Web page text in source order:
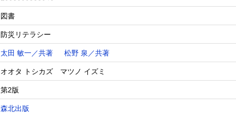
図書
防災リテラシー
太田 敏一／共著 松野 泉／共著
オオタ トシカズ マツノ イズミ
第2版
森北出版